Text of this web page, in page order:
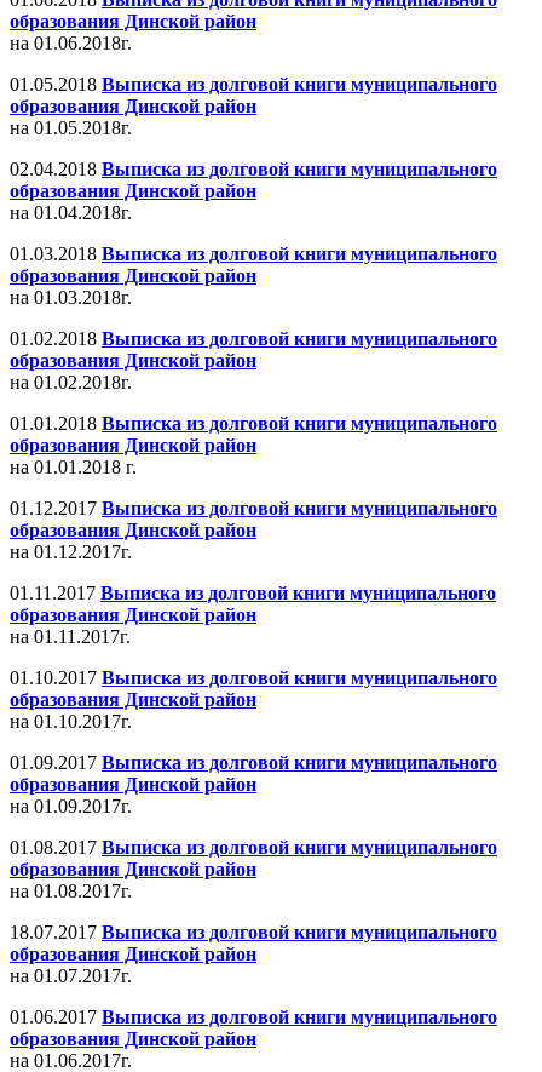
образования Динской район
на 01.06.2018г.
01.05.2018 Выписка из долговой книги муниципального
образования Динской район
на 01.05.2018г.
02.04.2018 Выписка из долговой книги муниципального
образования Динской район
на 01.04.2018г.
01.03.2018 Выписка из долговой книги муниципального
образования Динской район
на 01.03.2018г.
01.02.2018 Выписка из долговой книги муниципального
образования Динской район
на 01.02.2018г.
01.01.2018 Выписка из долговой книги муниципального
образования Динской район
на 01.01.2018 г.
01.12.2017 Выписка из долговой книги муниципального
образования Динской район
на 01.12.2017г.
01.11.2017 Выписка из долговой книги муниципального
образования Динской район
на 01.11.2017г.
01.10.2017 Выписка из долговой книги муниципального
образования Динской район
на 01.10.2017г.
01.09.2017 Выписка из долговой книги муниципального
образования Динской район
на 01.09.2017г.
01.08.2017 Выписка из долговой книги муниципального
образования Динской район
на 01.08.2017г.
18.07.2017 Выписка из долговой книги муниципального
образования Динской район
на 01.07.2017г.
01.06.2017 Выписка из долговой книги муниципального
образования Динской район
на 01.06.2017г.